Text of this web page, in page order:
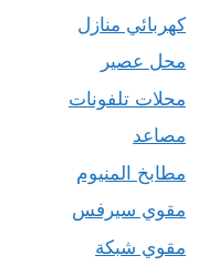
كهربائي منازل
محل عصير
محلات تلفونات
مصاعد
مطابخ المنيوم
مقوي سيرفس
مقوي شبكة